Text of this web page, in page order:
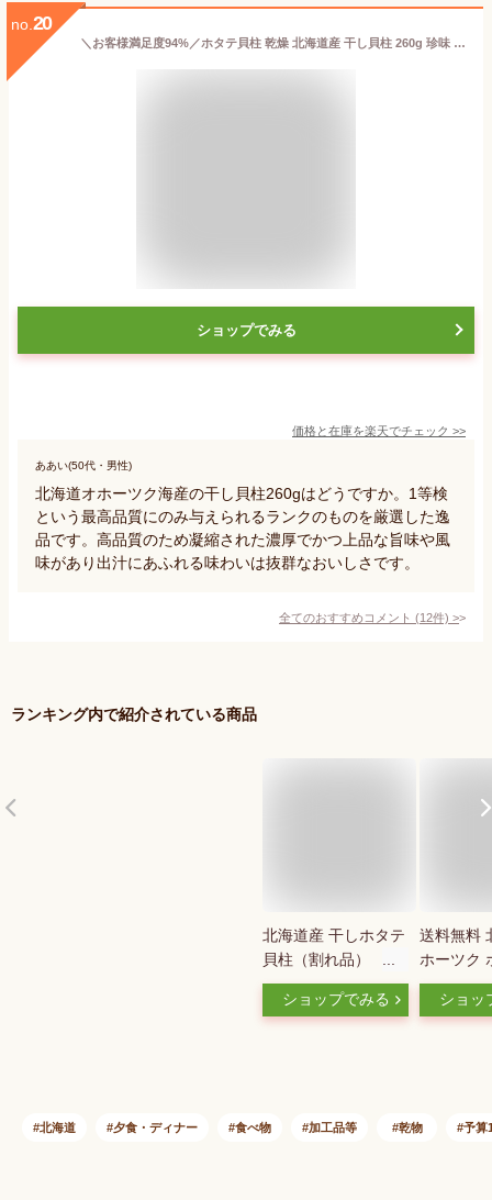
no. 20
＼お客様満足度94%／ホタテ貝柱 乾燥 北海道産 干し貝柱 260g 珍味 おつまみ 送料無料 最高級品 帆立 （130g×2パック) 酒のつまみ ほたて 干貝柱 乾物 国産 贈り物 プレゼント ギフト お取り寄せグルメ 夫婦 晩酌 二人 小分け 常温 お祝い 母の日 父の日
ショップでみる
価格と在庫を楽天でチェック >>
ああい(50代・男性)
北海道オホーツク海産の干し貝柱260gはどうですか。1等検
という最高品質にのみ与えられるランクのものを厳選した逸
品です。高品質のため凝縮された濃厚でかつ上品な旨味や風
味があり出汁にあふれる味わいは抜群なおいしさです。
全てのおすすめコメント (12件) >
ランキング内で紹介されている商品
北海道産 干しホタテ
貝柱（割れ品）
180g【送料無料】貴
重な北海道産のほた
海道 お土産 お取り
ショップでみる
送料無料
ホーツク
ランド 猿
天日干し
し貝柱 ホ
ショッ
北海道 夕食・ディナー 食べ物 加工品等 乾物 予算